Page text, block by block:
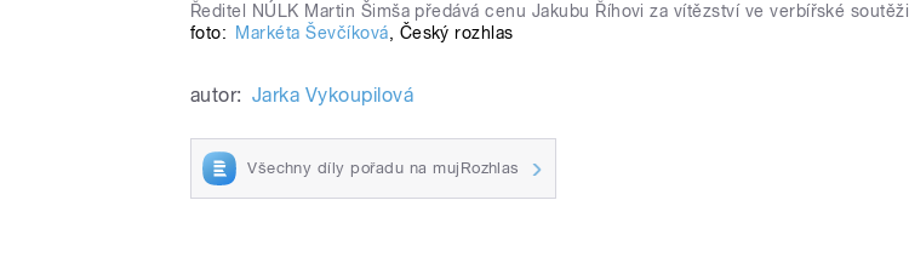
Ředitel NÚLK Martin Šimša předává cenu Jakubu Říhovi za vítězství ve verbířské soutěži
foto:
Markéta Ševčíková, Český rozhlas
autor: Jarka Vykoupilová
Všechny díly pořadu na mujRozhlas